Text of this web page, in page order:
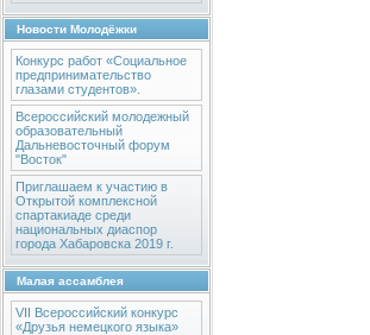
Новости Молодёжки
Конкурс работ «Социальное
предпринимательство
глазами студентов».
Всероссийский молодежный
образовательный
Дальневосточный форум
"Восток"
Приглашаем к участию в
Открытой комплексной
спартакиаде среди
национальных диаспор
города Хабаровска 2019 г.
Малая ассамблея
VII Всероссийский конкурс
«Друзья немецкого языка»